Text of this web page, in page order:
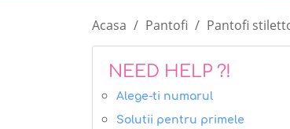
Acasa Pantofi Pantofi
NEED HELP ?!
Alege-ti numarul
Solutii pentru primele